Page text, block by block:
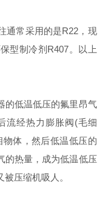
常采用的是R22，现
型制冷剂R407。以上
低温低压的氟里昂气
流经热力膨胀阀(毛细
体，然后低温低压的
的热量，成为低温低压
压缩机吸人。